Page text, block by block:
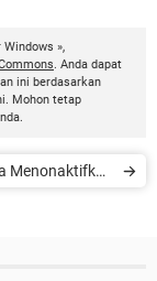
»,
. Anda dapat
ini berdasarkan
Mohon tetap
Menonaktifkan